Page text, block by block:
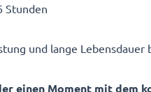
Stunden
und lange
einen Moment mit dem